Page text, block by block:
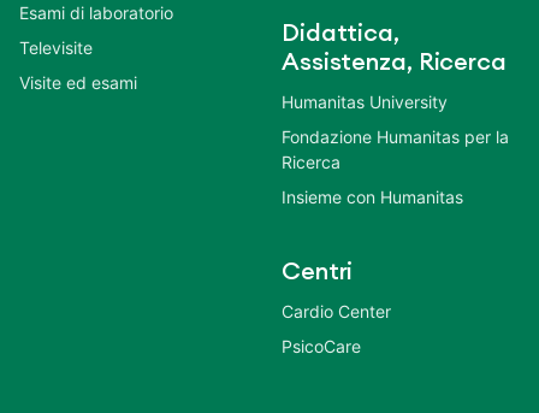
Esami di laboratorio
Televisite
Visite ed esami
Didattica,
Assistenza, Ricerca
Humanitas University
Fondazione Humanitas per la
Ricerca
Insieme con Humanitas
Centri
Cardio Center
PsicoCare